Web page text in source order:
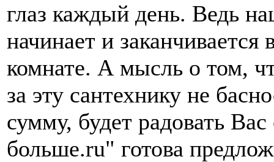
глаз каждый день. Ведь
начинает и заканчивается
комнате. А мысль о том,
за эту сантехнику не
сумму, будет радовать
больше.ru" готова